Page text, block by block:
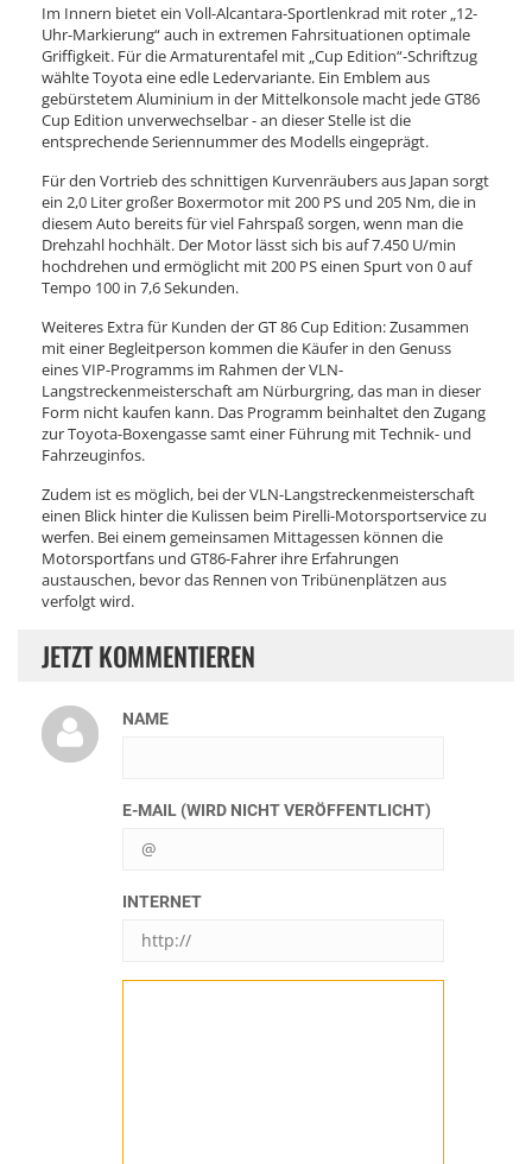
Im Innern bietet ein Voll-Alcantara-Sportlenkrad mit roter „12-
Uhr-Markierung“ auch in extremen Fahrsituationen optimale
Griffigkeit. Für die Armaturentafel mit „Cup Edition“-Schriftzug
wählte Toyota eine edle Ledervariante. Ein Emblem aus
gebürstetem Aluminium in der Mittelkonsole macht jede GT86
Cup Edition unverwechselbar - an dieser Stelle ist die
entsprechende Seriennummer des Modells eingeprägt.
Für den Vortrieb des schnittigen Kurvenräubers aus Japan sorgt
ein 2,0 Liter großer Boxermotor mit 200 PS und 205 Nm, die in
diesem Auto bereits für viel Fahrspaß sorgen, wenn man die
Drehzahl hochhält. Der Motor lässt sich bis auf 7.450 U/min
hochdrehen und ermöglicht mit 200 PS einen Spurt von 0 auf
Tempo 100 in 7,6 Sekunden.
Weiteres Extra für Kunden der GT 86 Cup Edition: Zusammen
mit einer Begleitperson kommen die Käufer in den Genuss
eines VIP-Programms im Rahmen der VLN-
Langstreckenmeisterschaft am Nürburgring, das man in dieser
Form nicht kaufen kann. Das Programm beinhaltet den Zugang
zur Toyota-Boxengasse samt einer Führung mit Technik- und
Fahrzeuginfos.
Zudem ist es möglich, bei der VLN-Langstreckenmeisterschaft
einen Blick hinter die Kulissen beim Pirelli-Motorsportservice zu
werfen. Bei einem gemeinsamen Mittagessen können die
Motorsportfans und GT86-Fahrer ihre Erfahrungen
austauschen, bevor das Rennen von Tribünenplätzen aus
verfolgt wird.
JETZT KOMMENTIEREN
NAME
E-MAIL (WIRD NICHT VERÖFFENTLICHT)
INTERNET